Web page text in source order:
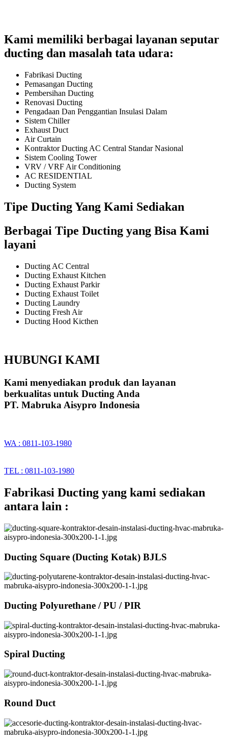
Kami memiliki berbagai layanan seputar
ducting dan masalah tata udara:
Fabrikasi Ducting
Pemasangan Ducting
Pembersihan Ducting
Renovasi Ducting
Pengadaan Dan Penggantian Insulasi Dalam
Sistem Chiller
Exhaust Duct
Air Curtain
Kontraktor Ducting AC Central Standar Nasional
Sistem Cooling Tower
VRV / VRF Air Conditioning
AC RESIDENTIAL
Ducting System
Tipe Ducting Yang Kami Sediakan
Berbagai Tipe Ducting yang Bisa Kami
layani
Ducting AC Central
Ducting Exhaust Kitchen
Ducting Exhaust Parkir
Ducting Exhaust Toilet
Ducting Laundry
Ducting Fresh Air
Ducting Hood Kicthen
HUBUNGI KAMI
Kami menyediakan produk dan layanan
berkualitas untuk Ducting Anda
PT. Mabruka Aisypro Indonesia
WA : 0811-103-1980
TEL : 0811-103-1980
Fabrikasi Ducting yang kami sediakan
antara lain :
Ducting Square (Ducting Kotak) BJLS
Ducting Polyurethane / PU / PIR
Spiral Ducting
Round Duct